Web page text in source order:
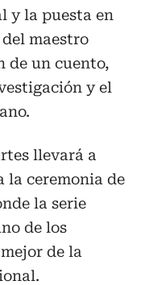
y la puesta en
maestro
de un cuento,
y el
llevará a
la ceremonia de
la serie
de los
de la